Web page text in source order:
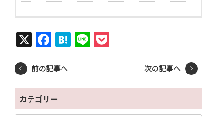
X Facebook
Hatena
Line
前の記事へ 次の記事へ
カテゴリー